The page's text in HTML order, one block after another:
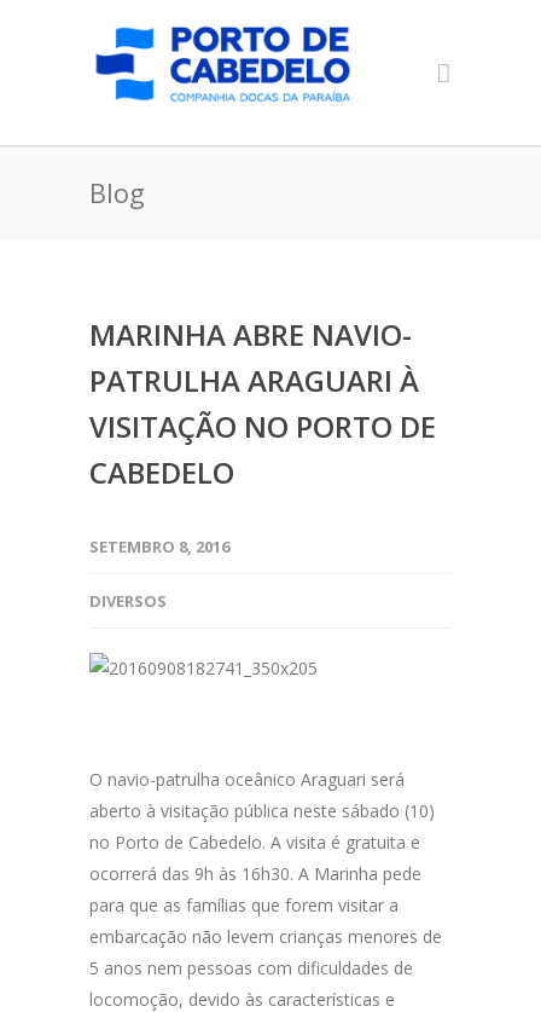
Blog
MARINHA ABRE NAVIO-
PATRULHA ARAGUARI À
VISITAÇÃO NO PORTO DE
CABEDELO
SETEMBRO 8, 2016
DIVERSOS
O navio-patrulha oceânico Araguari será
aberto à visitação pública neste sábado (10)
no Porto de Cabedelo. A visita é gratuita e
ocorrerá das 9h às 16h30. A Marinha pede
para que as famílias que forem visitar a
embarcação não levem crianças menores de
5 anos nem pessoas com dificuldades de
locomoção, devido às características e